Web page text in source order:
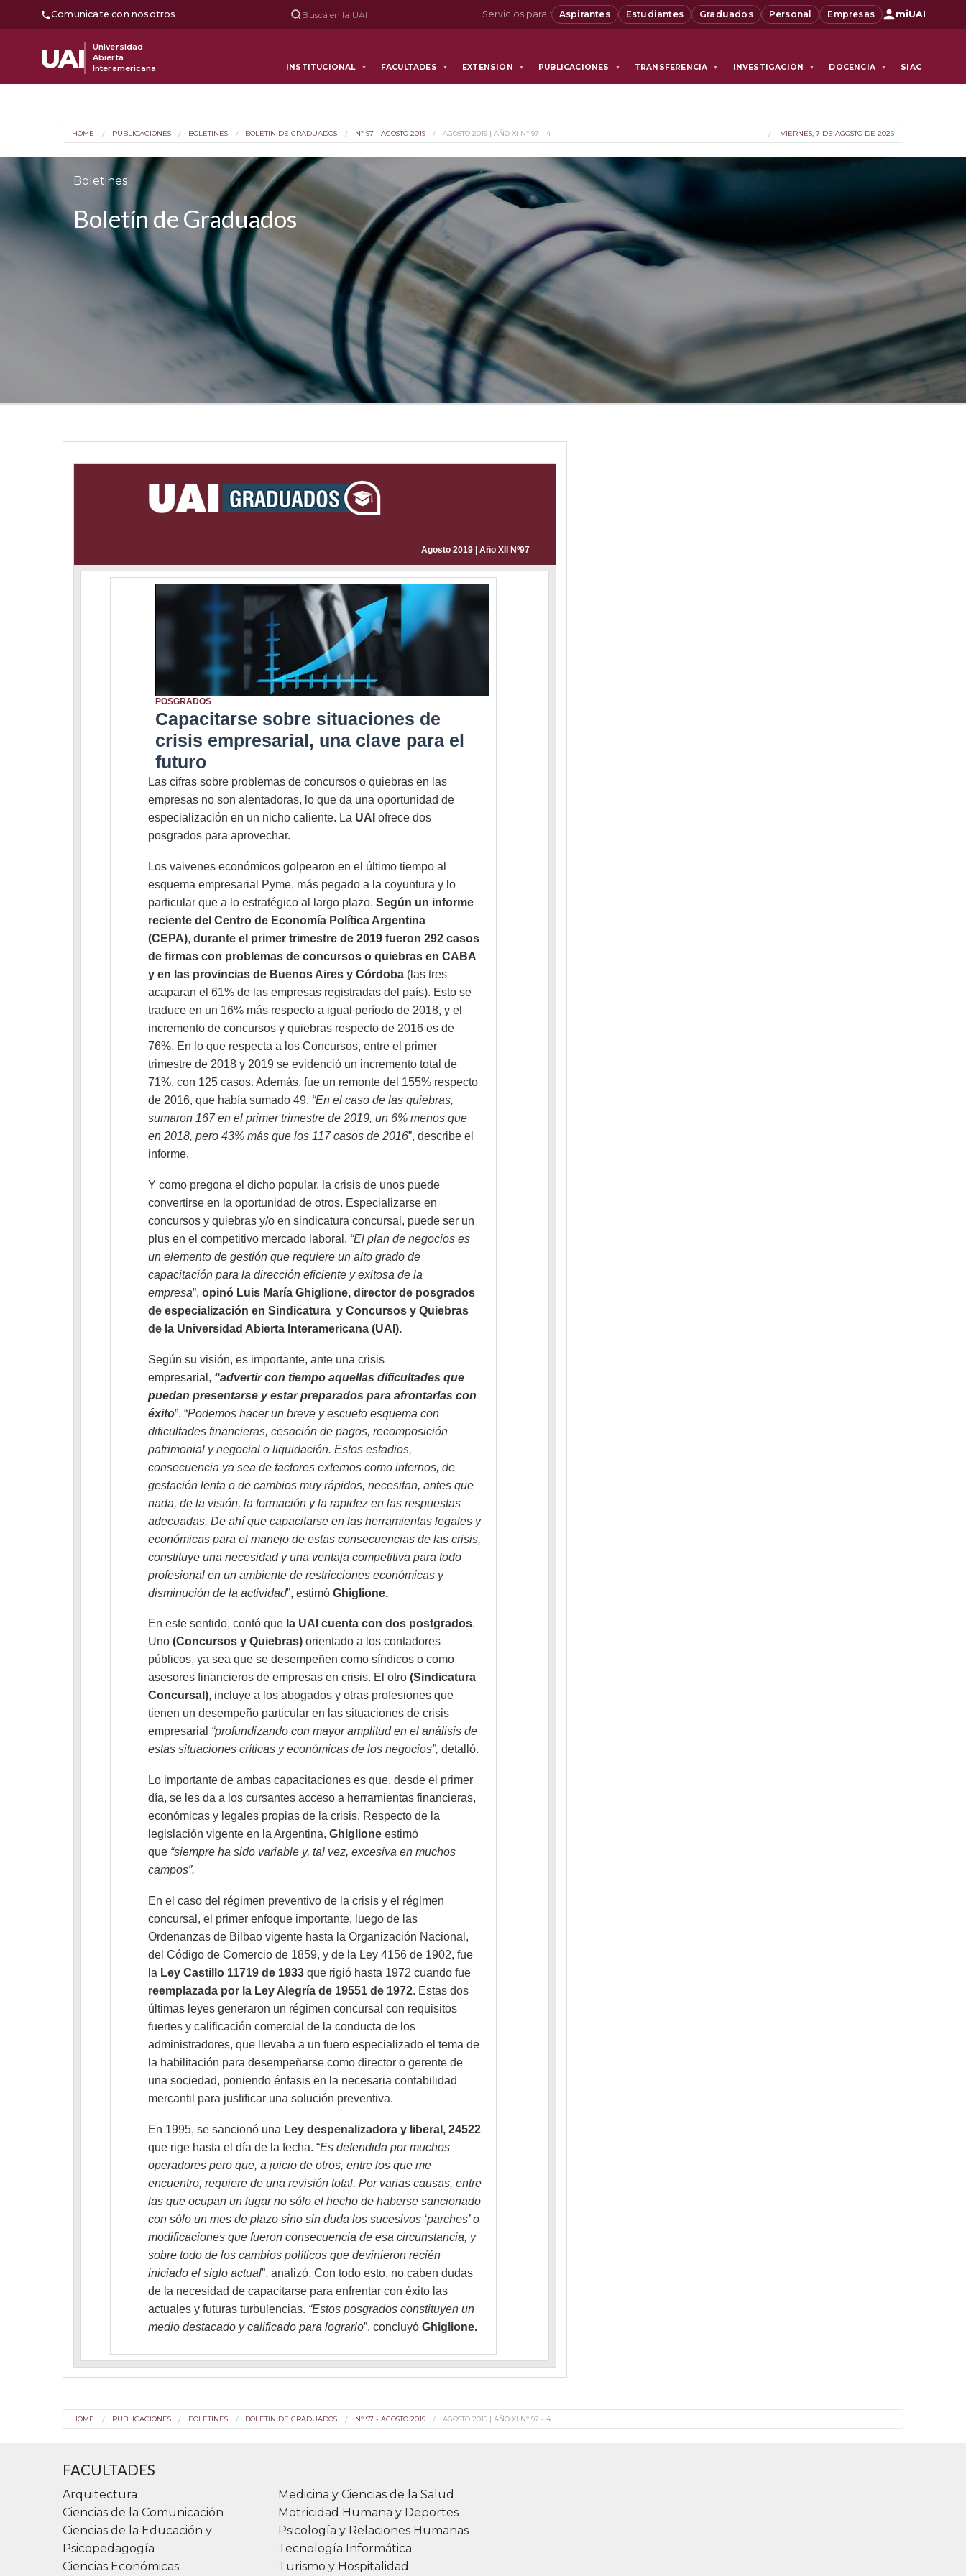
Comunicate con nosotros Buscá en la UAI Servicios para : Aspirantes Estudiantes Graduados Personal Empresas miUAI
UAI
Universidad
Abierta
Interamericana
INSTITUCIONAL ▼ FACULTADES ▼ EXTENSIÓN ▼ PUBLICACIONES ▼ TRANSFERENCIA ▼ INVESTIGACIÓN ▼ DOCENCIA ▼ SIAC
HOME PUBLICACIONES BOLETINES BOLETIN DE GRADUADOS Nº 97 - AGOSTO 2019 AGOSTO 2019 | AÑO XI Nº 97 - 4 VIERNES, 7 DE AGOSTO DE 2026
Boletines
Boletín de Graduados
Agosto 2019 | Año XII Nº97
POSGRADOS
Capacitarse sobre situaciones de
crisis empresarial, una clave para el
futuro
Las cifras sobre problemas de concursos o quiebras en las
empresas no son alentadoras, lo que da una oportunidad de
especialización en un nicho caliente. La UAI ofrece dos
posgrados para aprovechar.
Los vaivenes económicos golpearon en el último tiempo al
esquema empresarial Pyme, más pegado a la coyuntura y lo
particular que a lo estratégico al largo plazo. Según un informe
reciente del Centro de Economía Política Argentina
(CEPA), durante el primer trimestre de 2019 fueron 292 casos
de firmas con problemas de concursos o quiebras en CABA
y en las provincias de Buenos Aires y Córdoba(las tres
acaparan el 61% de las empresas registradas del país). Esto se
traduce en un 16% más respecto a igual período de 2018, y el
incremento de concursos y quiebras respecto de 2016 es de
76%. En lo que respecta a los Concursos, entre el primer
trimestre de 2018 y 2019 se evidenció un incremento total de
71%, con 125 casos. Además, fue un remonte del 155% respecto
de 2016, que había sumado 49. “En el caso de las quiebras,
sumaron 167 en el primer trimestre de 2019, un 6% menos que
en 2018, pero 43% más que los 117 casos de 2016”, describe el
informe.
Y como pregona el dicho popular, la crisis de unos puede
convertirse en la oportunidad de otros. Especializarse en
concursos y quiebras y/o en sindicatura concursal, puede ser un
plus en el competitivo mercado laboral. “El plan de negocios es
un elemento de gestión que requiere un alto grado de
capacitación para la dirección eficiente y exitosa de la
empresa”, opinó Luis María Ghiglione, director de posgrados
de especialización en Sindicatura y Concursos y Quiebras
de la Universidad Abierta Interamericana (UAI).
Según su visión, es importante, ante una crisis
empresarial, “advertir con tiempo aquellas dificultades que
puedan presentarse y estar preparados para afrontarlas con
éxito”. “Podemos hacer un breve y escueto esquema con
dificultades financieras, cesación de pagos, recomposición
patrimonial y negocial o liquidación. Estos estadios,
consecuencia ya sea de factores externos como internos, de
gestación lenta o de cambios muy rápidos, necesitan, antes que
nada, de la visión, la formación y la rapidez en las respuestas
adecuadas. De ahí que capacitarse en las herramientas legales y
económicas para el manejo de estas consecuencias de las crisis,
constituye una necesidad y una ventaja competitiva para todo
profesional en un ambiente de restricciones económicas y
disminución de la actividad”, estimó Ghiglione.
En este sentido, contó que la UAI cuenta con dos postgrados.
Uno (Concursos y Quiebras)orientado a los contadores
públicos, ya sea que se desempeñen como síndicos o como
asesores financieros de empresas en crisis. El otro (Sindicatura
Concursal), incluye a los abogados y otras profesiones que
tienen un desempeño particular en las situaciones de crisis
empresarial “profundizando con mayor amplitud en el análisis de
estas situaciones críticas y económicas de los negocios”, detalló.
Lo importante de ambas capacitaciones es que, desde el primer
día, se les da a los cursantes acceso a herramientas financieras,
económicas y legales propias de la crisis. Respecto de la
legislación vigente en la Argentina, Ghiglioneestimó
que “siempre ha sido variable y, tal vez, excesiva en muchos
campos”.
En el caso del régimen preventivo de la crisis y el régimen
concursal, el primer enfoque importante, luego de las
Ordenanzas de Bilbao vigente hasta la Organización Nacional,
del Código de Comercio de 1859, y de la Ley 4156 de 1902, fue
la Ley Castillo 11719 de 1933que rigió hasta 1972 cuando fue
reemplazada por la Ley Alegría de 19551 de 1972. Estas dos
últimas leyes generaron un régimen concursal con requisitos
fuertes y calificación comercial de la conducta de los
administradores, que llevaba a un fuero especializado el tema de
la habilitación para desempeñarse como director o gerente de
una sociedad, poniendo énfasis en la necesaria contabilidad
mercantil para justificar una solución preventiva.
En 1995, se sancionó una Ley despenalizadora y liberal, 24522
que rige hasta el día de la fecha. “Es defendida por muchos
operadores pero que, a juicio de otros, entre los que me
encuentro, requiere de una revisión total. Por varias causas, entre
las que ocupan un lugar no sólo el hecho de haberse sancionado
con sólo un mes de plazo sino sin duda los sucesivos ‘parches’ o
modificaciones que fueron consecuencia de esa circunstancia, y
sobre todo de los cambios políticos que devinieron recién
iniciado el siglo actual”, analizó. Con todo esto, no caben dudas
de la necesidad de capacitarse para enfrentar con éxito las
actuales y futuras turbulencias. “Estos posgrados constituyen un
medio destacado y calificado para lograrlo”, concluyó Ghiglione.
HOME PUBLICACIONES BOLETINES BOLETIN DE GRADUADOS Nº 97 - AGOSTO 2019 AGOSTO 2019 | AÑO XI Nº 97 - 4
FACULTADES
Arquitectura
Ciencias de la Comunicación
Ciencias de la Educación y
Psicopedagogía
Ciencias Económicas
Medicina y Ciencias de la Salud
Motricidad Humana y Deportes
Psicología y Relaciones Humanas
Tecnología Informática
Turismo y Hospitalidad